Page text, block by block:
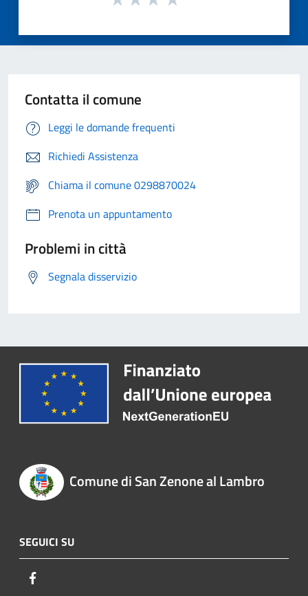
Contatta il comune
Leggi le domande frequenti
Richiedi Assistenza
Chiama il comune 0298870024
Prenota un appuntamento
Problemi in città
Segnala disservizio
Comune di San Zenone al Lambro
SEGUICI SU